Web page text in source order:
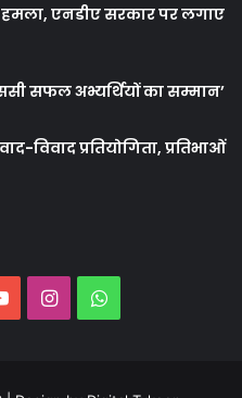
एनडीए सरकार पर लगाए
सफल अभ्यर्थियों का सम्मान’
विवाद प्रतियोगिता, प्रतिभाओं
YouTubeInstagramWhatsApp